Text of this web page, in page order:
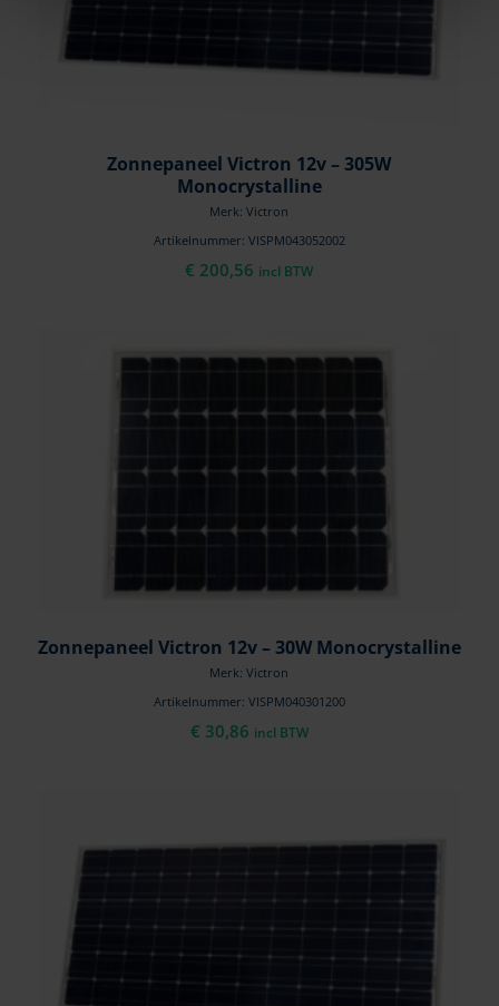
Zonnepaneel Victron 12v – 305W
Monocrystalline
Merk: Victron
Artikelnummer: VISPM043052002
€ 200,56 incl BTW
Zonnepaneel Victron 12v – 30W Monocrystalline
Merk: Victron
Artikelnummer: VISPM040301200
€ 30,86 incl BTW